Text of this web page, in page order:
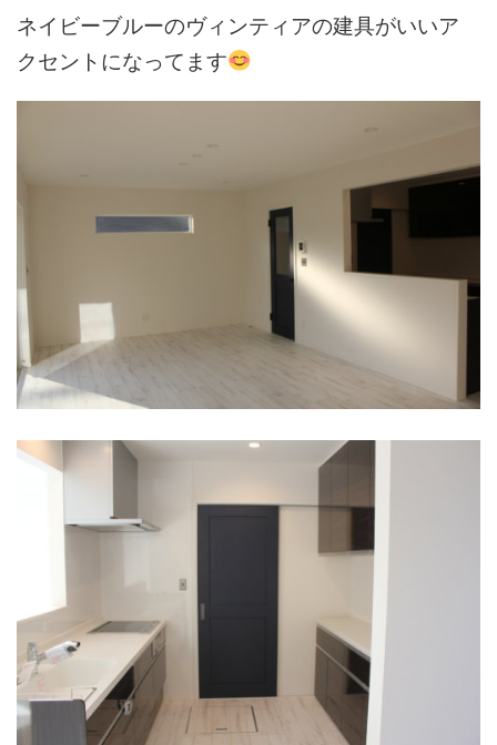
ネイビーブルーのヴィンティアの建具がいいア
クセントになってます